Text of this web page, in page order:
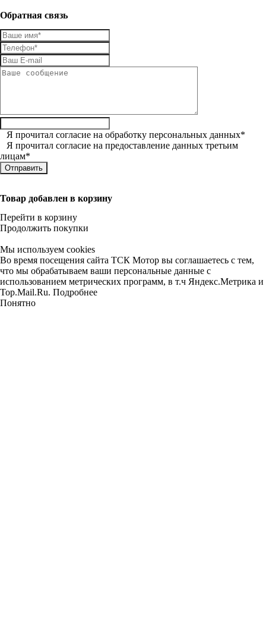
Обратная связь
Я прочитал согласие на обработку персональных данных*
Я прочитал согласие на предоставление данных третьим
лицам*
Товар добавлен в корзину
Перейти в корзину
Продолжить покупки
Мы используем cookies
Во время посещения сайта ТСК Мотор вы соглашаетесь с тем,
что мы обрабатываем ваши персональные данные с
использованием метрических программ, в т.ч Яндекс.Метрика и
Top.Mail.Ru. Подробнее
Понятно